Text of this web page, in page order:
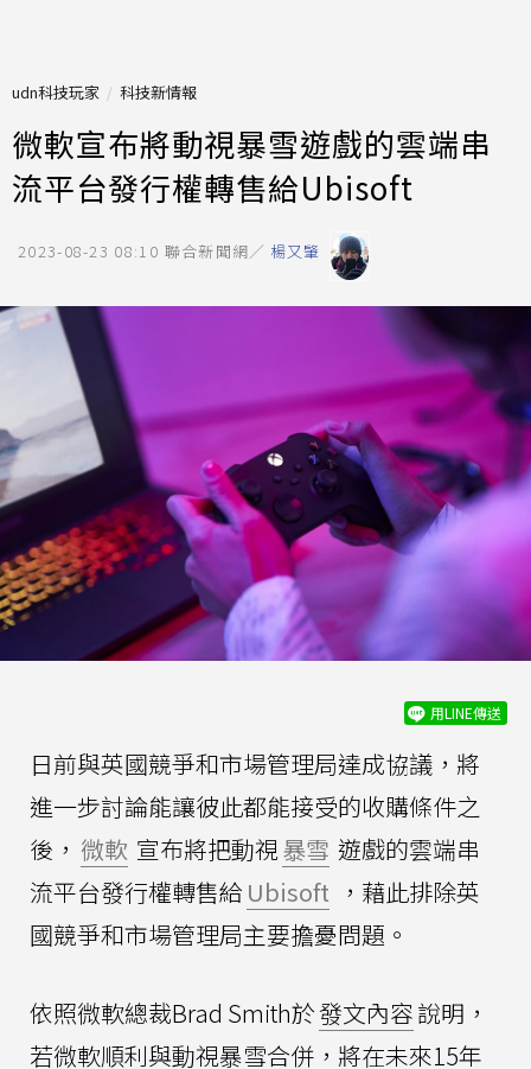
udn科技玩家 科技新情報
微軟宣布將動視暴雪遊戲的雲端串
流平台發行權轉售給Ubisoft
2023-08-23 08:10 聯合新聞網／ 楊又肇
用LINE傳送
日前與英國競爭和市場管理局達成協議，將
進一步討論能讓彼此都能接受的收購條件之
後， 微軟 宣布將把動視暴雪 遊戲的雲端串
流平台發行權轉售給 Ubisoft ，藉此排除英
國競爭和市場管理局主要擔憂問題。
依照微軟總裁Brad Smith於發文內容說明，
若微軟順利與動視暴雪合併，將在未來15年